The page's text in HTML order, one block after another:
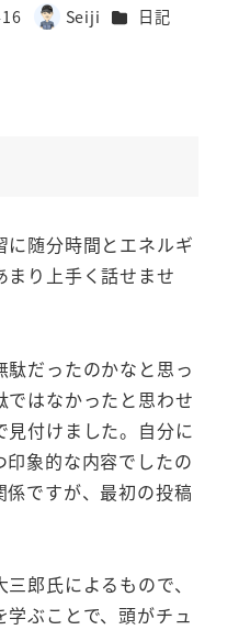
著
Seiji カテゴリー
日記
随分時間とエネルギ
まり上手く話せませ
だったのかなと思っ
ではなかったと思わせ
見付けました。自分に
印象的な内容でしたの
ですが、最初の投稿
郎氏によるもので、
ぶことで、頭がチュ